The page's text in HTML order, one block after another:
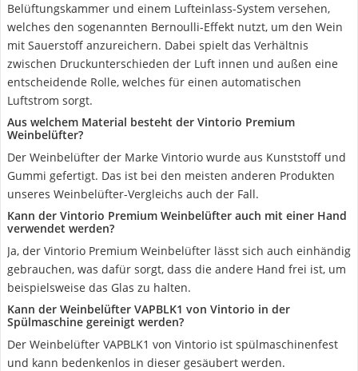
Belüftungskammer und einem Lufteinlass-System versehen,
welches den sogenannten Bernoulli-Effekt nutzt, um den Wein
mit Sauerstoff anzureichern. Dabei spielt das Verhältnis
zwischen Druckunterschieden der Luft innen und außen eine
entscheidende Rolle, welches für einen automatischen
Luftstrom sorgt.
Aus welchem Material besteht der Vintorio Premium
Weinbelüfter?
Der Weinbelüfter der Marke Vintorio wurde aus Kunststoff und
Gummi gefertigt. Das ist bei den meisten anderen Produkten
unseres Weinbelüfter-Vergleichs auch der Fall.
Kann der Vintorio Premium Weinbelüfter auch mit einer Hand
verwendet werden?
Ja, der Vintorio Premium Weinbelüfter lässt sich auch einhändig
gebrauchen, was dafür sorgt, dass die andere Hand frei ist, um
beispielsweise das Glas zu halten.
Kann der Weinbelüfter VAPBLK1 von Vintorio in der
Spülmaschine gereinigt werden?
Der Weinbelüfter VAPBLK1 von Vintorio ist spülmaschinenfest
und kann bedenkenlos in dieser gesäubert werden.